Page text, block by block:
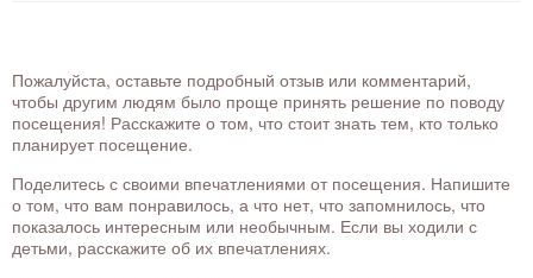
Пожалуйста, оставьте подробный отзыв или комментарий,
чтобы другим людям было проще принять решение по поводу
посещения! Расскажите о том, что стоит знать тем, кто только
планирует посещение.
Поделитесь с своими впечатлениями от посещения. Напишите
о том, что вам понравилось, а что нет, что запомнилось, что
показалось интересным или необычным. Если вы ходили с
детьми, расскажите об их впечатлениях.